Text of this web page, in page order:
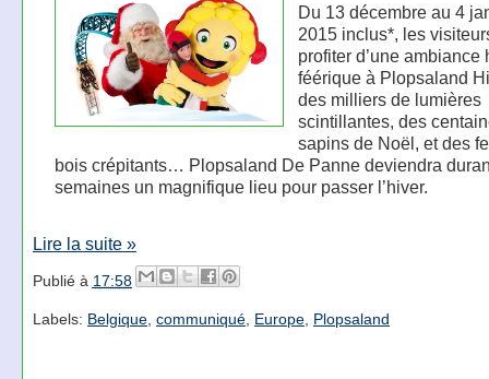
Du 13 décembre au 4
2015 inclus*, les
profiter d’une ambiance
féérique à Plopsaland
des milliers de lumières
scintillantes, des
sapins de Noël, et des
bois crépitants… Plopsaland De Panne deviendra
semaines un magnifique lieu pour passer l’hiver.
Lire la suite »
Publié à 17:58
Labels: Belgique, communiqué, Europe, Plopsaland